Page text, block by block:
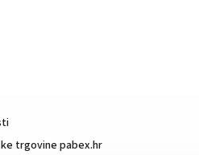
trgovine pabex.hr